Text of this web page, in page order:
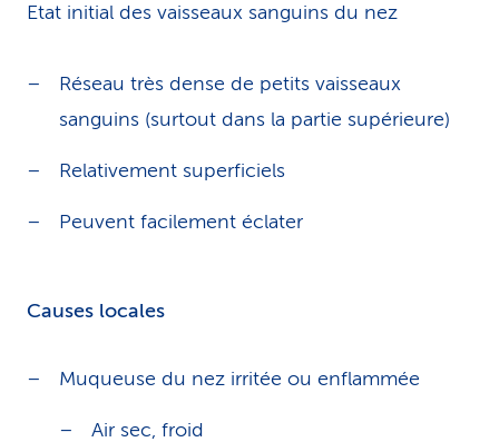
Etat initial des vaisseaux sanguins du nez
Réseau très dense de petits vaisseaux
sanguins (surtout dans la partie supérieure)
Relativement superficiels
Peuvent facilement éclater
Causes locales
Muqueuse du nez irritée ou enflammée
Air sec, froid